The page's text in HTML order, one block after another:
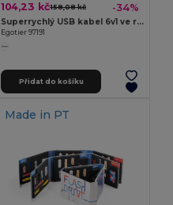
104,23 kč158,08 kč -34%
Superrychlý USB kabel 6v1 ve recyklovaného PET (100% rPET)
Egotier 97191
Přidat do košíku
Made in PT